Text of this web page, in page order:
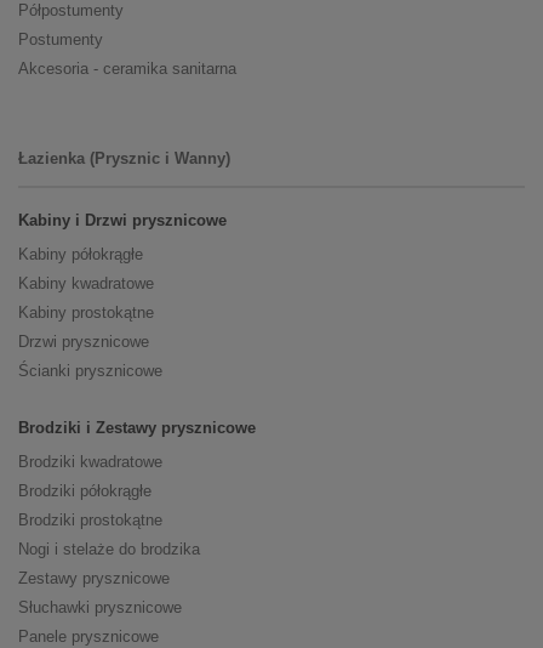
Półpostumenty
Postumenty
Akcesoria - ceramika sanitarna
Łazienka (Prysznic i Wanny)
Kabiny i Drzwi prysznicowe
Kabiny półokrągłe
Kabiny kwadratowe
Kabiny prostokątne
Drzwi prysznicowe
Ścianki prysznicowe
Brodziki i Zestawy prysznicowe
Brodziki kwadratowe
Brodziki półokrągłe
Brodziki prostokątne
Nogi i stelaże do brodzika
Zestawy prysznicowe
Słuchawki prysznicowe
Panele prysznicowe